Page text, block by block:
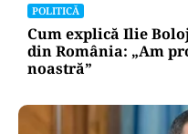
POLITICĂ
Cum explică Ilie
din România: „Am
noastră”